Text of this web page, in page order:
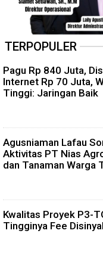
TERPOPULER
Pagu Rp 840 Juta,
Internet Rp 70 Juta,
Tinggi: Jaringan Baik
Agusniaman Lafau
Aktivitas PT Nias
dan Tanaman Warga
Kwalitas Proyek P3-
Tingginya Fee